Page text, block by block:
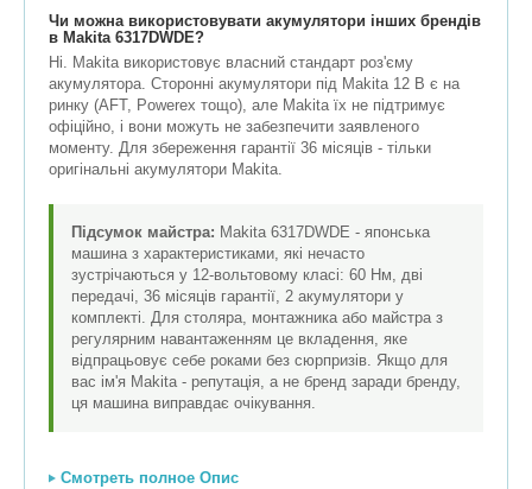
Чи можна використовувати акумулятори інших брендів
в Makita 6317DWDE?
Ні. Makita використовує власний стандарт роз'єму
акумулятора. Сторонні акумулятори під Makita 12 В є на
ринку (AFT, Powerex тощо), але Makita їх не підтримує
офіційно, і вони можуть не забезпечити заявленого
моменту. Для збереження гарантії 36 місяців - тільки
оригінальні акумулятори Makita.
Підсумок майстра: Makita 6317DWDE - японська
машина з характеристиками, які нечасто
зустрічаються у 12-вольтовому класі: 60 Нм, дві
передачі, 36 місяців гарантії, 2 акумулятори у
комплекті. Для столяра, монтажника або майстра з
регулярним навантаженням це вкладення, яке
відпрацьовує себе роками без сюрпризів. Якщо для
вас ім'я Makita - репутація, а не бренд заради бренду,
ця машина виправдає очікування.
Смотреть полное Опис